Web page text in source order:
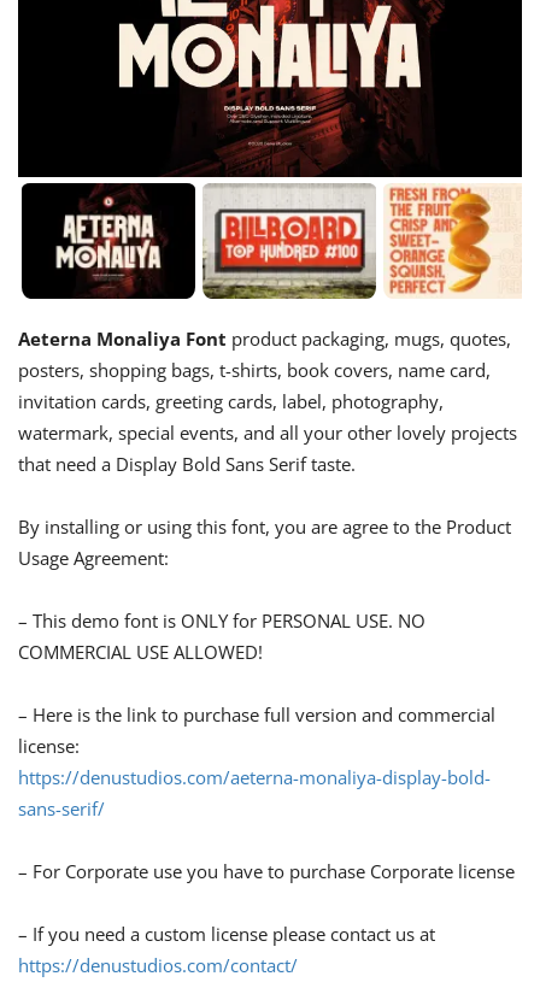
Aeterna Monaliya Font product packaging, mugs, quotes,
posters, shopping bags, t-shirts, book covers, name card,
invitation cards, greeting cards, label, photography,
watermark, special events, and all your other lovely projects
that need a Display Bold Sans Serif taste.
By installing or using this font, you are agree to the Product
Usage Agreement:
– This demo font is ONLY for PERSONAL USE. NO
COMMERCIAL USE ALLOWED!
– Here is the link to purchase full version and commercial
license:
https://denustudios.com/aeterna-monaliya-display-bold-
sans-serif/
– For Corporate use you have to purchase Corporate license
– If you need a custom license please contact us at
https://denustudios.com/contact/